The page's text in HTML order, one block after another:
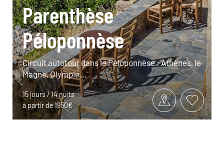
Parenthèse
Péloponnèse
Circuit autotour dans le Péloponnèse : Athènes, le
Magne, Olympie...
15 jours / 14 nuits
à partir de 1950€